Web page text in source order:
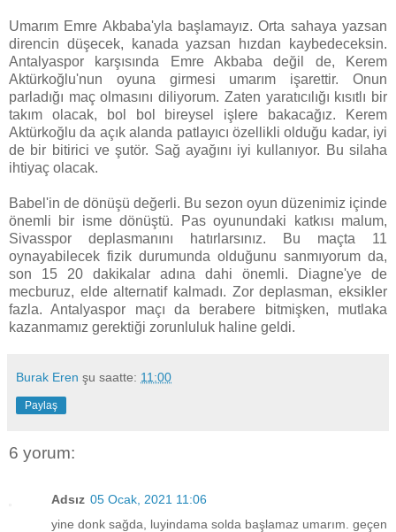
Umarım Emre Akbaba'yla başlamayız. Orta sahaya yazsan
direncin düşecek, kanada yazsan hızdan kaybedeceksin.
Antalyaspor karşısında Emre Akbaba değil de, Kerem
Aktürkoğlu'nun oyuna girmesi umarım işarettir. Onun
parladığı maç olmasını diliyorum. Zaten yaratıcılığı kısıtlı bir
takım olacak, bol bol bireysel işlere bakacağız. Kerem
Aktürkoğlu da açık alanda patlayıcı özellikli olduğu kadar, iyi
de bir bitirici ve şutör. Sağ ayağını iyi kullanıyor. Bu silaha
ihtiyaç olacak.
Babel'in de dönüşü değerli. Bu sezon oyun düzenimiz içinde
önemli bir isme dönüştü. Pas oyunundaki katkısı malum,
Sivasspor deplasmanını hatırlarsınız. Bu maçta 11
oynayabilecek fizik durumunda olduğunu sanmıyorum da,
son 15 20 dakikalar adına dahi önemli. Diagne'ye de
mecburuz, elde alternatif kalmadı. Zor deplasman, eksikler
fazla. Antalyaspor maçı da berabere bitmişken, mutlaka
kazanmamız gerektiği zorunluluk haline geldi.
Burak Eren şu saatte: 11:00
Paylaş
6 yorum:
Adsız 05 Ocak, 2021 11:06
yine donk sağda, luyindama solda başlamaz umarım. geçen